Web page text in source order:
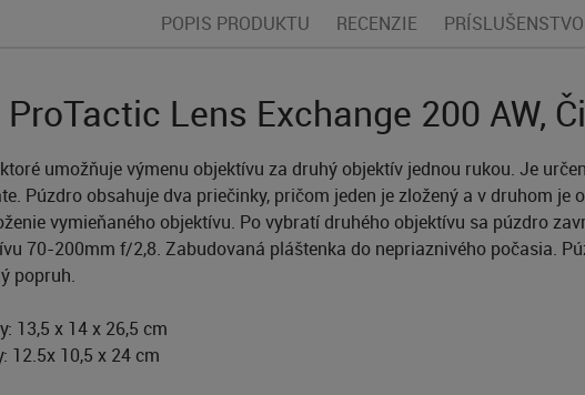
POPIS PRODUKTU RECENZIE PRÍSLUŠENSTVO
Lens Exchange 200 AW,
umožňuje výmenu objektívu za druhý objektív jednou rukou. Je
Púzdro obsahuje dva priečinky, pričom jeden je zložený a v druhom
vymieňaného objektívu. Po vybratí druhého objektívu sa púzdro
70-200mm f/2,8. Zabudovaná pláštenka do nepriaznivého počasia.
popruh.
13,5 x 14 x 26,5 cm
12.5x 10,5 x 24 cm